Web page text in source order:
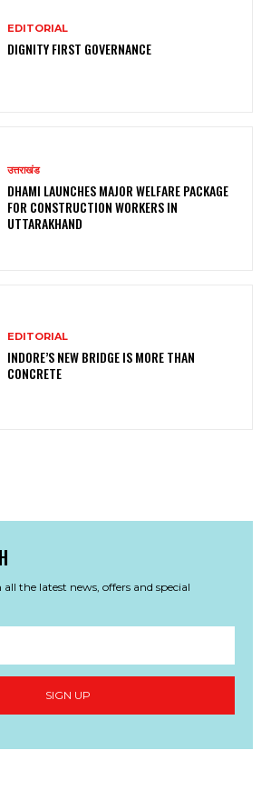
EDITORIAL
DIGNITY FIRST GOVERNANCE
उत्तराखंड
DHAMI LAUNCHES MAJOR WELFARE PACKAGE
FOR CONSTRUCTION WORKERS IN
UTTARAKHAND
EDITORIAL
INDORE’S NEW BRIDGE IS MORE THAN
CONCRETE
the latest news, offers and special
SIGN UP